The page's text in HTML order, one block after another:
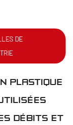
DE
PLASTIQUE
DÉBITS ET